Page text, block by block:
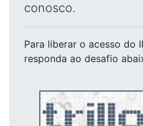
conosco.
Para liberar o acesso do
responda ao desafio